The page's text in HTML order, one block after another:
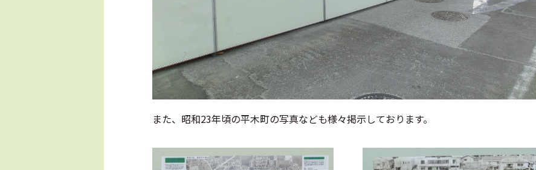
また、昭和23年頃の平木町の写真なども様々掲示しております。